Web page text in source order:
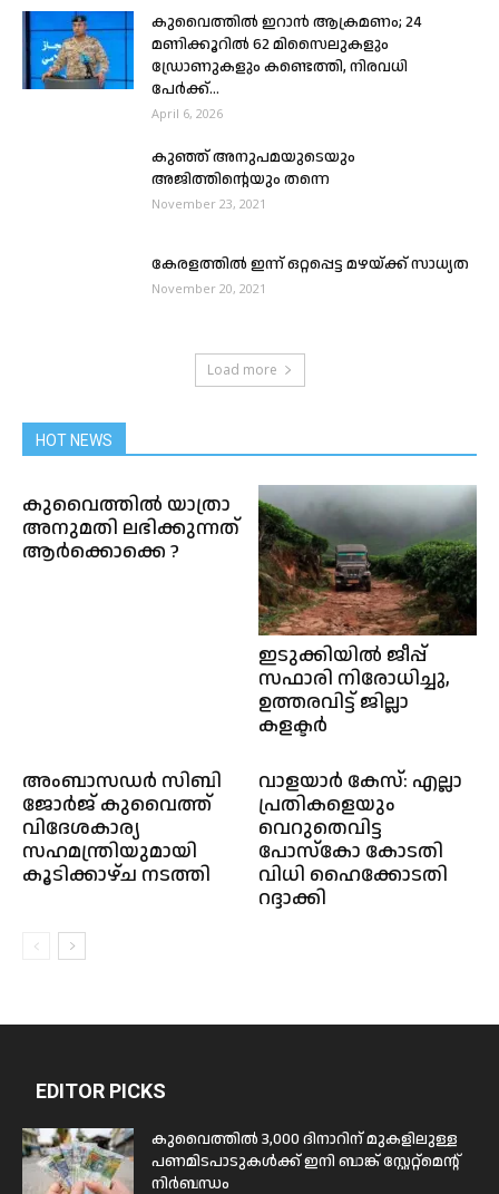
കുവൈത്തിൽ ഇറാൻ ആക്രമണം; 24
മണിക്കൂറിൽ 62 മിസൈലുകളും
ഡ്രോണുകളും കണ്ടെത്തി, നിരവധി
പേർക്ക്...
April 6, 2026
കുഞ്ഞ് അനുപമയുടെയും
അജിത്തിന്റെയും തന്നെ
November 23, 2021
കേരളത്തിൽ ഇന്ന് ഒറ്റപ്പെട്ട മഴയ്ക്ക് സാധ്യത
November 20, 2021
Load more
HOT NEWS
കുവൈത്തിൽ യാത്രാ
അനുമതി ലഭിക്കുന്നത്
ആർക്കൊക്കെ ?
ഇടുക്കിയിൽ ജീപ്പ്
സഫാരി നിരോധിച്ചു,
ഉത്തരവിട്ട് ജില്ലാ
കളക്ടർ
അംബാസഡർ സിബി
ജോർജ് കുവൈത്ത്
വിദേശകാര്യ
സഹമന്ത്രിയുമായി
കൂടിക്കാഴ്ച നടത്തി
വാളയാര്‍ കേസ്: എല്ലാ
പ്രതികളെയും
വെറുതെവിട്ട
പോസ്കോ കോടതി
വിധി ഹൈക്കോടതി
റദ്ദാക്കി
EDITOR PICKS
കുവൈത്തിൽ 3,000 ദിനാറിന് മുകളിലുള്ള
പണമിടപാടുകൾക്ക് ഇനി ബാങ്ക് സ്റ്റേറ്റ്മെന്റ്
നിർബന്ധം